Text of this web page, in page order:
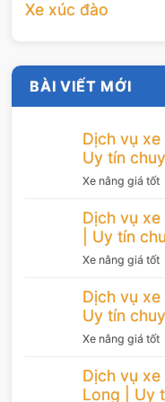
Xe xúc đào
BÀI VIẾT MỚI
Dịch vụ xe
Uy tín
Xe nâng giá tốt
Dịch vụ xe
| Uy tín
Xe nâng giá tốt
Dịch vụ xe
Uy tín
Xe nâng giá tốt
Dịch vụ xe
Long | Uy